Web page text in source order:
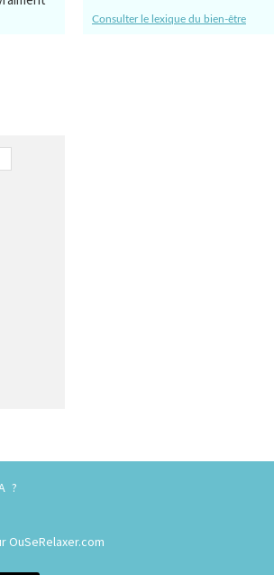
Consulter le lexique du bien-être
?
OuSeRelaxer.com